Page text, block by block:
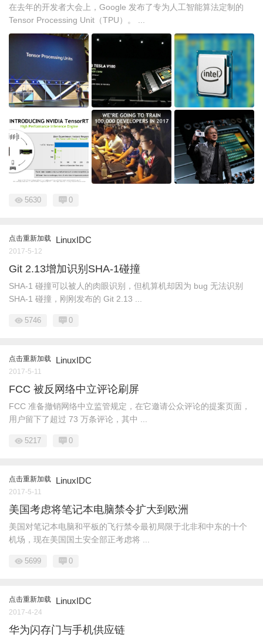
在去年的开发者大会上，Google 发布了专为人工智能算法定制的
Tensor Processing Unit（TPU）。 ...
5630 0
点击重新加载 LinuxIDC
2017-5-12
Git 2.13增加识别SHA-1碰撞
SHA-1 碰撞可以被人的肉眼识别，但机算机却因为 bug 无法识别
SHA-1 碰撞，刚刚发布的 Git 2.13 ...
5746 0
点击重新加载 LinuxIDC
2017-5-11
FCC 被反网络中立评论刷屏
FCC 准备撤销网络中立监管规定，在它邀请公众评论的提案页面，
用户留下了超过 73 万条评论，其中 ...
5217 0
点击重新加载 LinuxIDC
2017-5-11
美国考虑将笔记本电脑禁令扩大到欧洲
美国对笔记本电脑和平板的飞行禁令最初局限于北非和中东的十个
机场，现在美国国土安全部正考虑将 ...
5699 0
点击重新加载 LinuxIDC
2017-4-24
华为闪存门与手机供应链